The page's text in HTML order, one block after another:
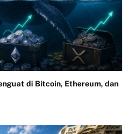
di Bitcoin, Ethereum, dan